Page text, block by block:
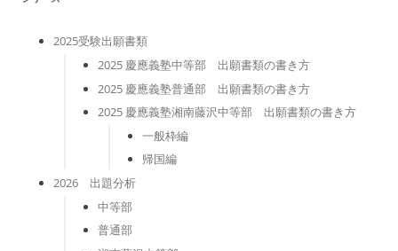
2025受験出願書類
2025 慶應義塾中等部 出願書類の書き方
2025 慶應義塾普通部 出願書類の書き方
2025 慶應義塾湘南藤沢中等部 出願書類の書き方
一般枠編
帰国編
2026 出題分析
中等部
普通部